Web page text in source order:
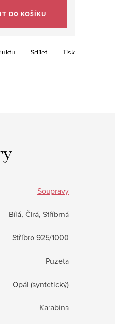
DO KOŠÍKU
Tisk
Sdílet
Soupravy
Bílá, Čirá, Stříbrná
Stříbro 925/1000
Puzeta
Opál (syntetický)
Karabina